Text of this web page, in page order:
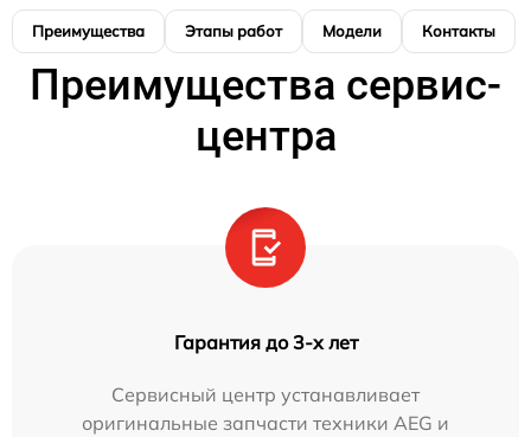
Преимущества Этапы работ Модели Контакты
Преимущества сервис-
центра
Гарантия до 3-х лет
Сервисный центр устанавливает
оригинальные запчасти техники AEG и